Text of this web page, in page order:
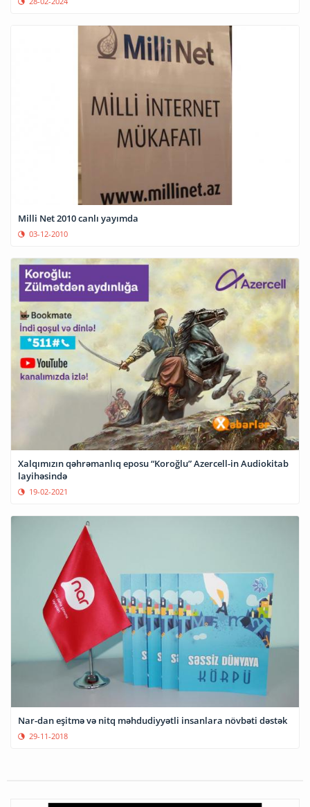
Milli Net 2010 canlı yayımda
03-12-2010
Xalqımızın qəhrəmanlıq eposu “Koroğlu” Azercell-in Audiokitab
layihəsində
19-02-2021
Nar-dan eşitmə və nitq məhdudiyyətli insanlara növbəti dəstək
29-11-2018